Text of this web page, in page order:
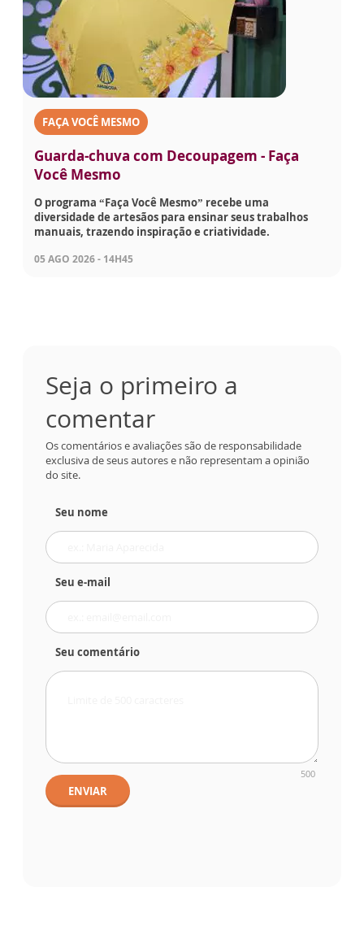
FAÇA VOCÊ MESMO
Guarda-chuva com Decoupagem - Faça
Você Mesmo
O programa “Faça Você Mesmo” recebe uma
diversidade de artesãos para ensinar seus trabalhos
manuais, trazendo inspiração e criatividade.
05 AGO 2026 - 14H45
Seja o primeiro a
comentar
Os comentários e avaliações são de responsabilidade
exclusiva de seus autores e não representam a opinião
do site.
Seu nome
Seu e-mail
Seu comentário
500
ENVIAR